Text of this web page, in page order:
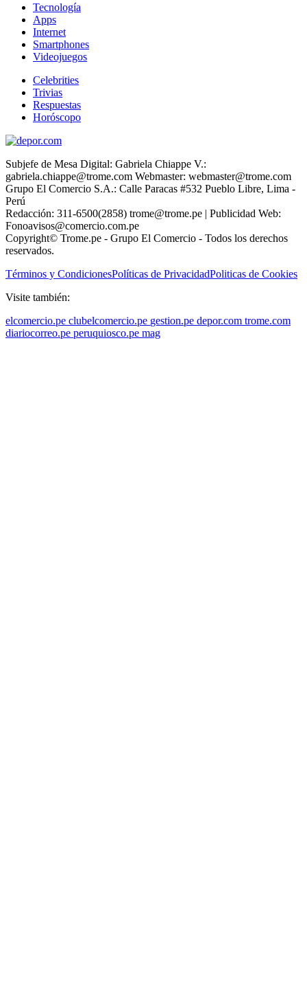
Tecnología
Apps
Internet
Smartphones
Videojuegos
Celebrities
Trivias
Respuestas
Horóscopo
Subjefe de Mesa Digital: Gabriela Chiappe V.:
gabriela.chiappe@trome.com Webmaster: webmaster@trome.com
Grupo El Comercio S.A.: Calle Paracas #532 Pueblo Libre, Lima -
Perú
Redacción: 311-6500(2858) trome@trome.pe | Publicidad Web:
Fonoavisos@comercio.com.pe
Copyright© Trome.pe - Grupo El Comercio - Todos los derechos
reservados.
Términos y CondicionesPolíticas de PrivacidadPoliticas de Cookies
Visite también:
elcomercio.pe clubelcomercio.pe gestion.pe depor.com trome.com
diariocorreo.pe peruquiosco.pe mag